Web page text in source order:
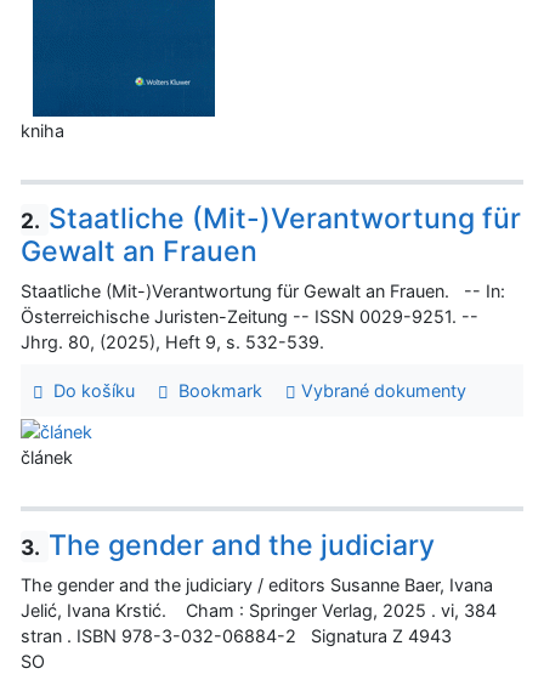
kniha
2. Staatliche (Mit-)Verantwortung für
Gewalt an Frauen
Staatliche (Mit-)Verantwortung für Gewalt an Frauen. -- In:
Österreichische Juristen-Zeitung -- ISSN 0029-9251. --
Jhrg. 80, (2025), Heft 9, s. 532-539.
Do košíku Bookmark Vybrané dokumenty
článek
3. The gender and the judiciary
The gender and the judiciary / editors Susanne Baer, Ivana
Jelić, Ivana Krstić. Cham : Springer Verlag, 2025 . vi, 384
stran . ISBN 978-3-032-06884-2 Signatura Z 4943
SO